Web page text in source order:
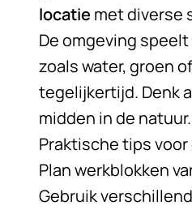
locatie met diverse
De omgeving
zoals water, groen
tegelijkertijd. Denk
midden in de natuur.
Praktische tips
Plan werkblokken
Gebruik